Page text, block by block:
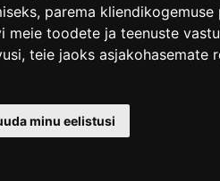
, parema kliendikogemuse
meie toodete ja teenuste
, teie jaoks asjakohasemate
minu eelistusi